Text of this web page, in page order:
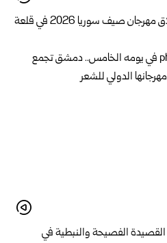
بحضور رسمي ودبلوماسي.. انطلاق مهرجان صيف سوريا 2026 في قلعة
الفصيحة والنبطية في